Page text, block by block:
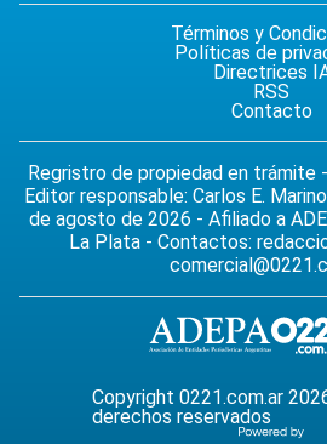
Términos y
Políticas de
Directrices
RSS
Contacto
Regristro de propiedad en trámite
Editor responsable: Carlos E.
de agosto de 2026 - Afiliado a
La Plata - Contactos:
Copyright 0221.com.ar
derechos reservados